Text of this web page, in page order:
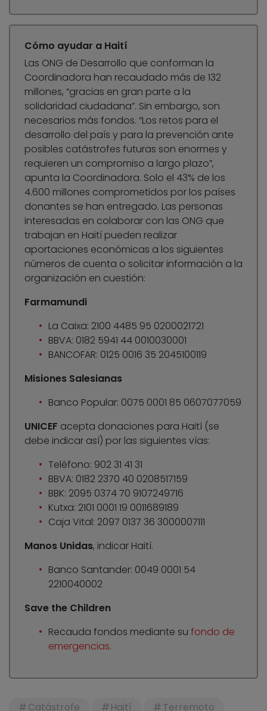
Cómo ayudar a Haití
Las ONG de Desarrollo que conforman la
Coordinadora han recaudado más de 132
millones, “gracias en gran parte a la
solidaridad ciudadana”. Sin embargo, son
necesarios más fondos. “Los retos para el
desarrollo del país y para la prevención ante
posibles catástrofes futuras son enormes y
requieren un compromiso a largo plazo”,
apunta la Coordinadora. Solo el 43% de los
4.600 millones comprometidos por los países
donantes se han entregado. Las personas
interesadas en colaborar con las ONG que
trabajan en Haití pueden realizar
aportaciones económicas a los siguientes
números de cuenta o solicitar información a la
organización en cuestión:
Farmamundi
La Caixa: 2100 4485 95 0200021721
BBVA: 0182 5941 44 0010030001
BANCOFAR: 0125 0016 35 2045100119
Misiones Salesianas
Banco Popular: 0075 0001 85 0607077059
UNICEF acepta donaciones para Haití (se
debe indicar así) por las siguientes vías:
Teléfono: 902 31 41 31
BBVA: 0182 2370 40 0208517159
BBK: 2095 0374 70 9107249716
Kutxa: 2101 0001 19 0011689189
Caja Vital: 2097 0137 36 3000007111
Manos Unidas, indicar Haití.
Banco Santander: 0049 0001 54
2210040002
Save the Children
Recauda fondos mediante su fondo de
emergencias.
Catástrofe Haití Terremoto